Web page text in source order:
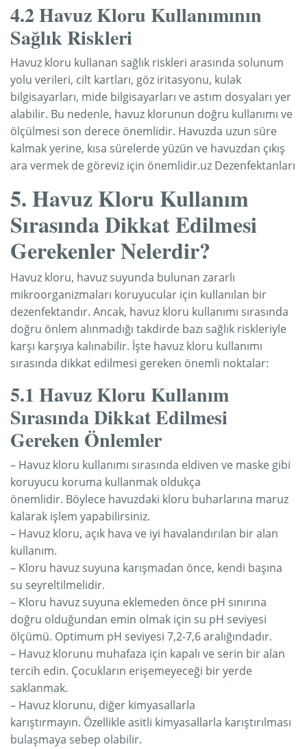
4.2 Havuz Kloru Kullanımının
Sağlık Riskleri
Havuz kloru kullanan sağlık riskleri arasında solunum
yolu verileri, cilt kartları, göz iritasyonu, kulak
bilgisayarları, mide bilgisayarları ve astım dosyaları yer
alabilir. Bu nedenle, havuz klorunun doğru kullanımı ve
ölçülmesi son derece önemlidir. Havuzda uzun süre
kalmak yerine, kısa sürelerde yüzün ve havuzdan çıkış
ara vermek de göreviz için önemlidir.uz Dezenfektanları
5. Havuz Kloru Kullanım
Sırasında Dikkat Edilmesi
Gerekenler Nelerdir?
Havuz kloru, havuz suyunda bulunan zararlı
mikroorganizmaları koruyucular için kullanılan bir
dezenfektandır. Ancak, havuz kloru kullanımı sırasında
doğru önlem alınmadığı takdirde bazı sağlık riskleriyle
karşı karşıya kalınabilir. İşte havuz kloru kullanımı
sırasında dikkat edilmesi gereken önemli noktalar:
5.1 Havuz Kloru Kullanım
Sırasında Dikkat Edilmesi
Gereken Önlemler
– Havuz kloru kullanımı sırasında eldiven ve maske gibi
koruyucu koruma kullanmak oldukça
önemlidir. Böylece havuzdaki kloru buharlarına maruz
kalarak işlem yapabilirsiniz.
– Havuz kloru, açık hava ve iyi havalandırılan bir alan
kullanım.
– Kloru havuz suyuna karışmadan önce, kendi başına
su seyreltilmelidir.
– Kloru havuz suyuna eklemeden önce pH sınırına
doğru olduğundan emin olmak için su pH seviyesi
ölçümü. Optimum pH seviyesi 7,2-7,6 aralığındadır.
– Havuz klorunu muhafaza için kapalı ve serin bir alan
tercih edin. Çocukların erişemeyeceği bir yerde
saklanmak.
– Havuz klorunu, diğer kimyasallarla
karıştırmayın. Özellikle asitli kimyasallarla karıştırılması
bulaşmaya sebep olabilir.